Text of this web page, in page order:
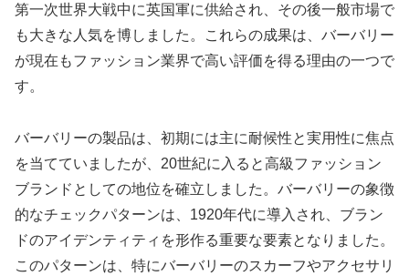
第一次世界大戦中に英国軍に供給され、その後一般市場で
も大きな人気を博しました。これらの成果は、バーバリー
が現在もファッション業界で高い評価を得る理由の一つで
す。
バーバリーの製品は、初期には主に耐候性と実用性に焦点
を当てていましたが、20世紀に入ると高級ファッション
ブランドとしての地位を確立しました。バーバリーの象徴
的なチェックパターンは、1920年代に導入され、ブラン
ドのアイデンティティを形作る重要な要素となりました。
このパターンは、特にバーバリーのスカーフやアクセサリ